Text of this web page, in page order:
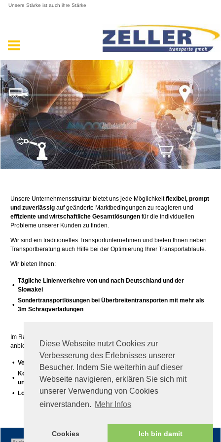
Diese Webseite nutzt Cookies zur
Verbesserung des Erlebnisses unserer
Besucher. Indem Sie weiterhin auf dieser
Webseite navigieren, erklären Sie sich mit
unserer Verwendung von Cookies
einverstanden. Mehr Infos
Cookies
Ich bin damit
Unsere Stärke ist auch ihre Stärke
Unsere Unternehmensstruktur bietet uns jede Möglichkeitflexibel, prompt
und zuverlässig auf geänderte Marktbedingungen zu reagieren und
effiziente und wirtschaftliche Gesamtlösungen für die individuellen
Probleme unserer Kunden zu finden.
Wir sind ein traditionelles Transportunternehmen und bieten Ihnen neben
Transportberatung auch Hilfe bei der Optimierung Ihrer Transportabläufe.
Wir bieten Ihnen:
•
Tägliche Linienverkehre von und nach Deutschland und der
Slowakei
•
Sondertransportlösungen bei Überbreitentransporten mit mehr als
3m Schrägverladungen
Im Rahmen der Unternehmensgruppe können wir Ihnen weiteres
anbieten:
• Verzollungen / Intrastat
•
Kommissionierung, Zwischenlagerung, Bereitstellung, Verladung
und Ladungssicherung am LKW mit eigenen Leuten
•
Logistiklösungen für Ihre individuellen Anforderungen